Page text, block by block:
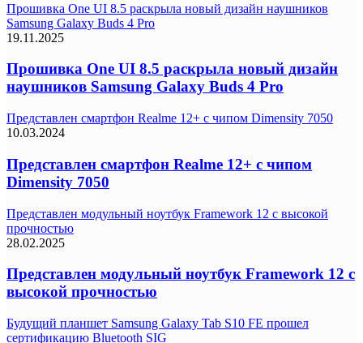
Прошивка One UI 8.5 раскрыла новый дизайн наушников
Samsung Galaxy Buds 4 Pro
19.11.2025
Прошивка One UI 8.5 раскрыла новый дизайн
наушников Samsung Galaxy Buds 4 Pro
Представлен смартфон Realme 12+ с чипом Dimensity 7050
10.03.2024
Представлен смартфон Realme 12+ с чипом
Dimensity 7050
Представлен модульный ноутбук Framework 12 с высокой
прочностью
28.02.2025
Представлен модульный ноутбук Framework 12 с
высокой прочностью
Будущий планшет Samsung Galaxy Tab S10 FE прошел
сертификацию Bluetooth SIG